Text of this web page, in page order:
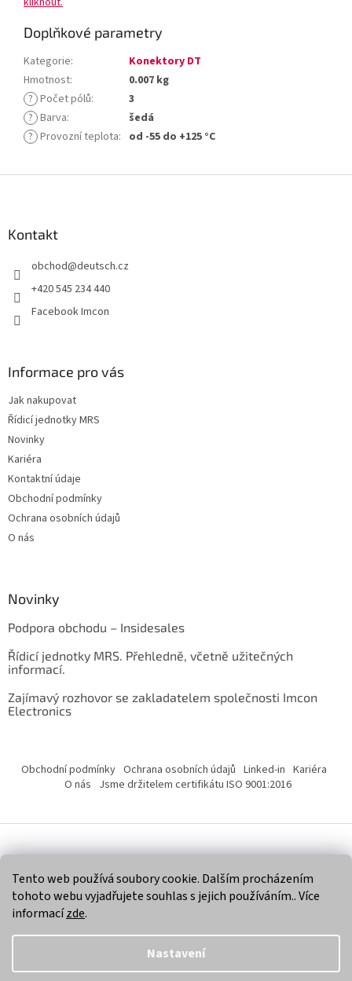
Tento web používá soubory cookie. Dalším procházením
tohoto webu vyjadřujete souhlas s jejich používáním.. Více
informacízde.
Nastavení
Doplňkové parametry
Kategorie:
Konektory DT
Hmotnost:
0.007 kg
? Počet pólů:
3
? Barva:
šedá
? Provozní teplota: od -55 do +125 °C
Kontakt
obchod@deutsch.cz
+420 545 234 440
Facebook Imcon
Informace pro vás
Jak nakupovat
Řídicí jednotky MRS
Novinky
Kariéra
Kontaktní údaje
Obchodní podmínky
Ochrana osobních údajů
O nás
Novinky
Podpora obchodu – Insidesales
Řídicí jednotky MRS. Přehledně, včetně užitečných
informací.
Zajímavý rozhovor se zakladatelem společnosti Imcon
Electronics
Obchodní podmínky Ochrana osobních údajů Linked-in Kariéra
O nás Jsme držitelem certifikátu ISO 9001:2016
Copyright 2026